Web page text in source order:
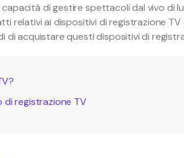
di gestire spettacoli dal vivo di
relativi ai dispositivi di registrazione TV
di acquistare questi dispositivi di
di registrazione TV